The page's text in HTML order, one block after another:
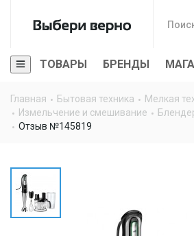
ТОВАРЫ БРЕНДЫ
Главная Бытовая техника
Мелкая
Измельчение и смешивание
Отзыв №145819